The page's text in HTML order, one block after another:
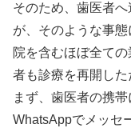
そのため、歯医者
が、そのような事
院を含むほぼ全て
者も診療を再開した
まず、歯医者の携
WhatsAppでメッセ